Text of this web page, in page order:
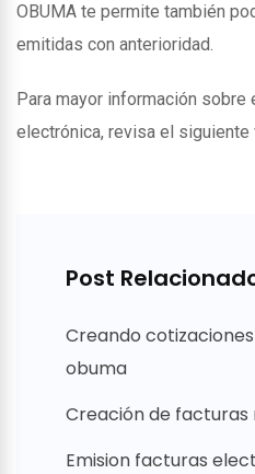
OBUMA te permite también
emitidas con anterioridad.
Para mayor información sobre
electrónica, revisa el siguiente
Post
Creando
obuma
Creación de
Emision facturas